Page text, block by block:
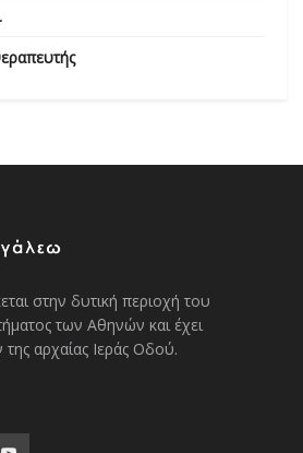
στην δυτική περιοχή του
των Αθηνών και έχει
αρχαίας Ιεράς Οδού.